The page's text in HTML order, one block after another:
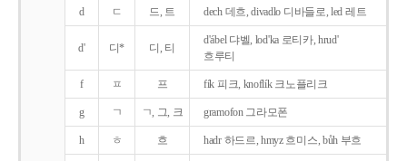
d ㄷ 드, 트 dech 데흐, divadlo 디바들로, led 레트
d' 디* 디, 티
d'ábel 댜벨, lod'ka 로티카, hrud'
흐루티
f ㅍ 프 fík 피크, knoflík 크노플리크
g ㄱ ㄱ, 그, 크 gramofon 그라모폰
h ㅎ 흐 hadr 하드르, hmyz 흐미스, bůh 부흐